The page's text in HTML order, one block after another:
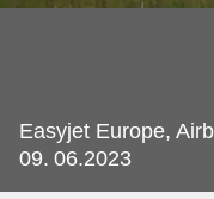
Easyjet Europe,
09. 06.2023